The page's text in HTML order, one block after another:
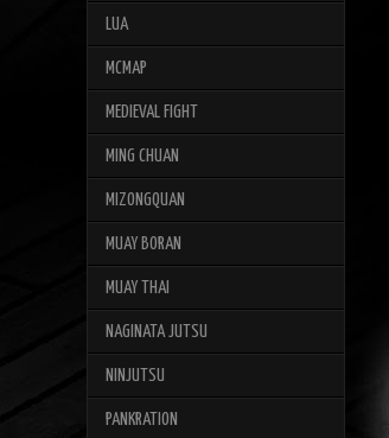
LUA
MCMAP
MEDIEVAL FIGHT
MING CHUAN
MIZONGQUAN
MUAY BORAN
MUAY THAI
NAGINATA JUTSU
NINJUTSU
PANKRATION